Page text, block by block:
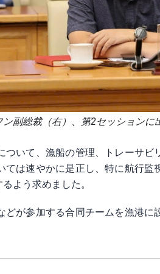
副総裁（右）、第2セッションに
いて、漁船の管理、トレーサ
は速やかに是正し、特に航行監
よう求めました。
が参加する合同チームを漁港